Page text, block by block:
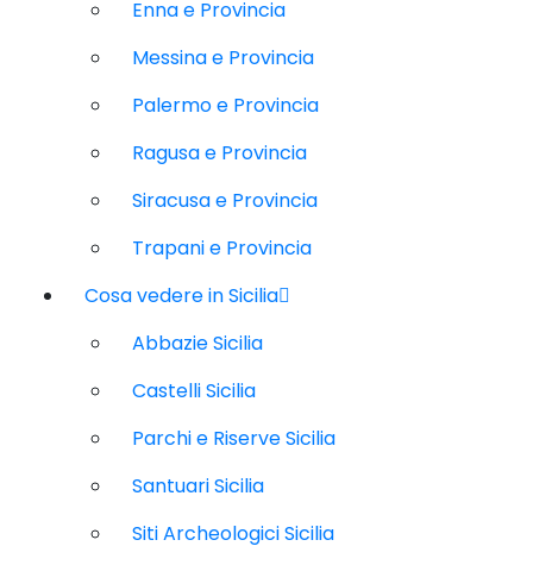
Enna e Provincia
Messina e Provincia
Palermo e Provincia
Ragusa e Provincia
Siracusa e Provincia
Trapani e Provincia
Cosa vedere in Sicilia
Abbazie Sicilia
Castelli Sicilia
Parchi e Riserve Sicilia
Santuari Sicilia
Siti Archeologici Sicilia